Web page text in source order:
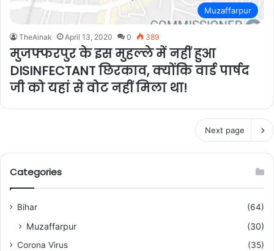
Muzaffarpur
TheAinak April 13, 2020 0 389
मुजफ्फरपुर के इस मुहल्ले में नहीं हुआ
DISINFECTANT छिरकाव, क्योंकि वार्ड पार्षद
जी को यहां से वोट नहीं मिला था!
Next page
Categories
Bihar (64)
Muzaffarpur (30)
Corona Virus
(35)